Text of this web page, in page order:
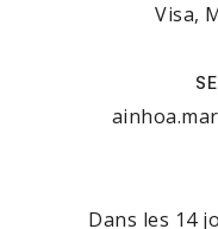
Visa,
Dans les 14